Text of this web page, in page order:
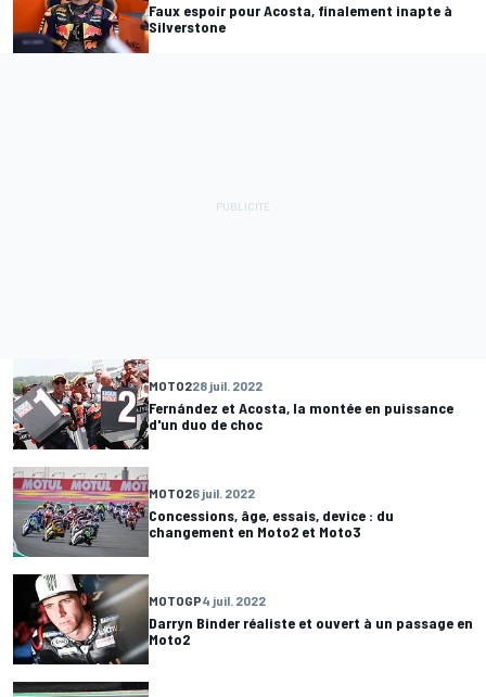
Faux espoir pour Acosta, finalement inapte à
Silverstone
MOTO228 juil. 2022
Fernández et Acosta, la montée en puissance
d'un duo de choc
MOTO26 juil. 2022
Concessions, âge, essais, device : du
changement en Moto2 et Moto3
MOTOGP4 juil. 2022
Darryn Binder réaliste et ouvert à un passage en
Moto2